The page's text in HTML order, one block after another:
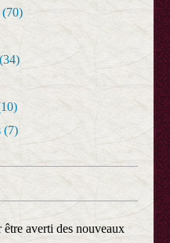
(70)
(34)
(7)
averti des nouveaux